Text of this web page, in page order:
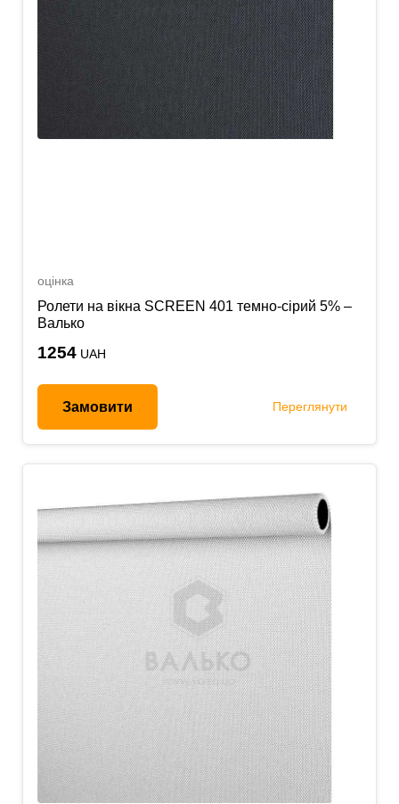
оцінка
Ролети на вікна SCREEN 401 темно-сірий 5% –
Валько
1254 UAH
Замовити Переглянути